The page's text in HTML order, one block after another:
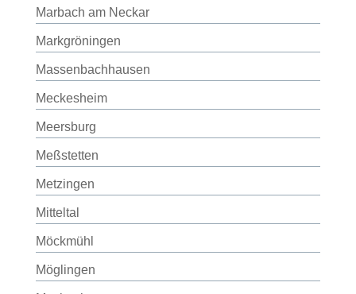
Marbach am Neckar
Markgröningen
Massenbachhausen
Meckesheim
Meersburg
Meßstetten
Metzingen
Mitteltal
Möckmühl
Möglingen